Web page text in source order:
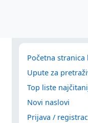
Početna stranica
Upute za
Top liste
Novi naslovi
Prijava /